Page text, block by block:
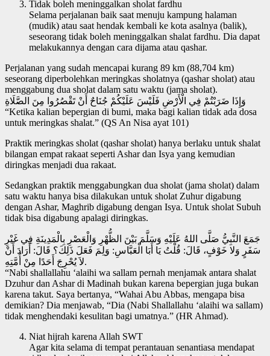
Tidak boleh meninggalkan sholat fardhu
Selama perjalanan baik saat menuju kampung halaman
(mudik) atau saat hendak kembali ke kota asalnya (balik),
seseorang tidak boleh meninggalkan shalat fardhu. Dia dapat
melakukannya dengan cara dijama atau qashar.
Perjalanan yang sudah mencapai kurang 89 km (88,704 km)
seseorang diperbolehkan meringkas sholatnya (qashar sholat) atau
menggabung dua sholat dalam satu waktu (jama sholat).
وَإِذَا ضَرَبْتُمْ فِي الْأَرْضِ فَلَيْسَ عَلَيْكُمْ جُنَاحٌ أَنْ تَقْصُرُوا مِنَ الصَّلَاةِ
“Ketika kalian bepergian di bumi, maka bagi kalian tidak ada dosa
untuk meringkas shalat.” (QS An Nisa ayat 101)
Praktik meringkas sholat (qashar sholat) hanya berlaku untuk shalat
bilangan empat rakaat seperti Ashar dan Isya yang kemudian
diringkas menjadi dua rakaat.
Sedangkan praktik menggabungkan dua sholat (jama sholat) dalam
satu waktu hanya bisa dilakukan untuk sholat Zuhur digabung
dengan Ashar, Maghrib digabung dengan Isya. Untuk sholat Subuh
tidak bisa digabung apalagi diringkas.
جَمَعَ النَّبِيُّ صَلَّى اللهُ عَلَيْهِ وَسَلَّمَ بَيْنَ الظُّهْرِ وَالْعَصْرِ بِالْمَدِينَةِ فِي غَيْرِ
سَفَرٍ وَلا خَوْفٍ، قَالَ: قُلْتُ يَا أَبَا الْعَبَّاسِ: وَلِمَ فَعَلَ ذَلِكَ؟ قَالَ: أَرَادَ أَنْ
لاَ يُحْرِجَ أَحَدًا مِنْ أُمَّتِهِ.
“Nabi shallallahu ‘alaihi wa sallam pernah menjamak antara shalat
Dzuhur dan Ashar di Madinah bukan karena bepergian juga bukan
karena takut. Saya bertanya, “Wahai Abu Abbas, mengapa bisa
demikian? Dia menjawab, “Dia (Nabi Shallallahu ‘alaihi wa sallam)
tidak menghendaki kesulitan bagi umatnya.” (HR Ahmad).
Niat hijrah karena Allah SWT
Agar kita selama di tempat perantauan senantiasa mendapat